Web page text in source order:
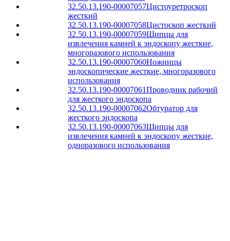
32.50.13.190-00007057Цистоуретроскоп
жесткий
32.50.13.190-00007058Цистоскоп жесткий
32.50.13.190-00007059Щипцы для
извлечения камней к эндоскопу жесткие,
многоразового использования
32.50.13.190-00007060Ножницы
эндоскопические жесткие, многоразового
использования
32.50.13.190-00007061Проводник рабочий
для жесткого эндоскопа
32.50.13.190-00007062Обтуратор для
жесткого эндоскопа
32.50.13.190-00007063Щипцы для
извлечения камней к эндоскопу жесткие,
одноразового использования